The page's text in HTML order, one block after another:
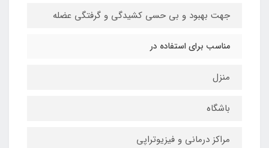
جهت بهبود و بی حسی کشیدگی و گرفتگی عضله
مناسب برای استفاده در
منزل
باشگاه
مراکز درمانی و فیزیوتراپی